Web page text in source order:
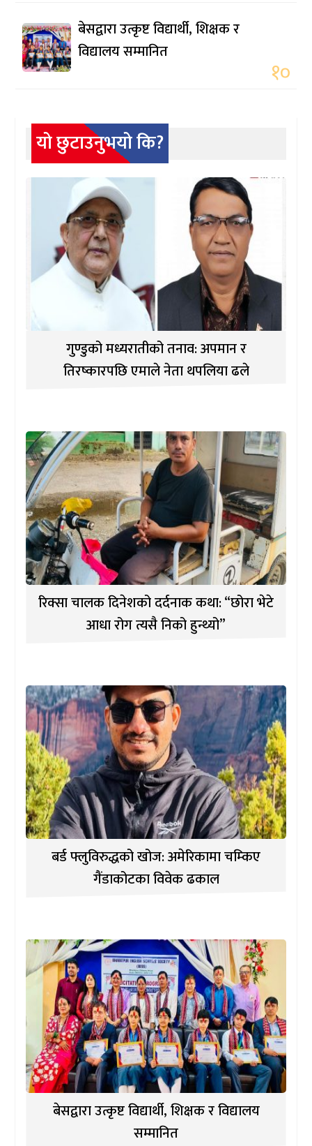
बेसद्वारा उत्कृष्ट विद्यार्थी, शिक्षक र
विद्यालय सम्मानित
१०
यो छुटाउनुभयो कि?
गुण्डुको मध्यरातीको तनाव: अपमान र
तिरष्कारपछि एमाले नेता थपलिया ढले
रिक्सा चालक दिनेशको दर्दनाक कथा: “छोरा भेटे
आधा रोग त्यसै निको हुन्थ्यो”
बर्ड फ्लुविरुद्धको खोज: अमेरिकामा चम्किए
गैंडाकोटका विवेक ढकाल
बेसद्वारा उत्कृष्ट विद्यार्थी, शिक्षक र विद्यालय
सम्मानित